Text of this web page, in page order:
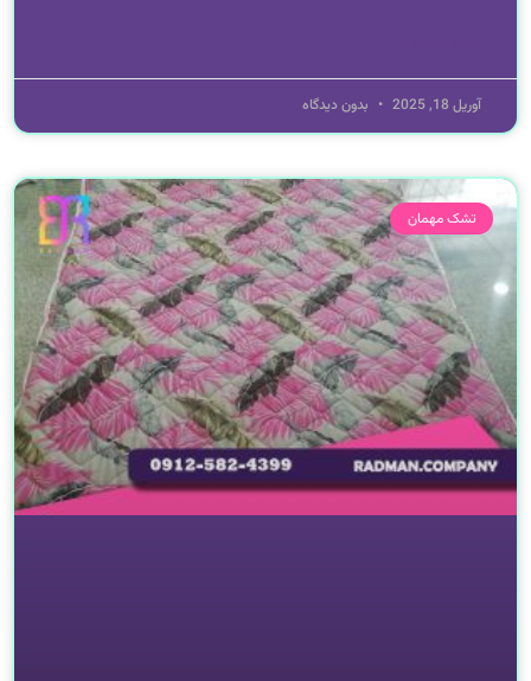
آوریل 18, 2025 بدون دیدگاه
تشک مهمان